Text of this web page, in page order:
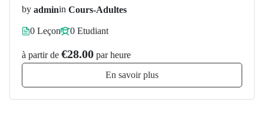
by adminin Cours-Adultes
0 Leçon 0 Etudiant
à partir de €28.00 par heure
En savoir plus